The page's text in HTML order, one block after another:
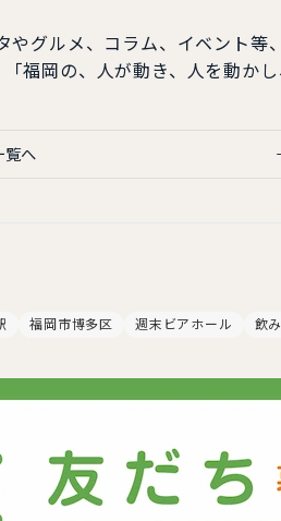
グルメ、コラム、イベント等
福岡の、人が動き、人を動か
覧へ
福岡市博多区 週末ビアホール 飲